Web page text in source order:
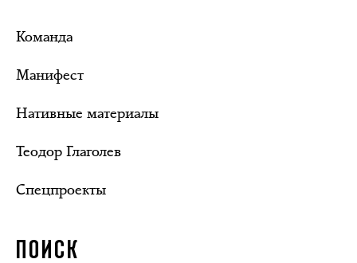
Команда
Манифест
Нативные материалы
Теодор Глаголев
Спецпроекты
ПОИСК